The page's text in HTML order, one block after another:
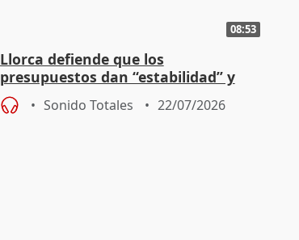
08:53
Llorca defiende que los
presupuestos dan “estabilidad” y
dice que no ha hablado con Feijóo
Sonido Totales 22/07/2026